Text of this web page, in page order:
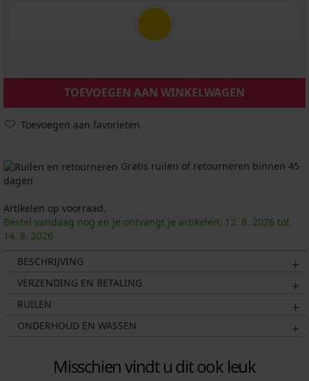
TOEVOEGEN AAN WINKELWAGEN
Toevoegen aan favorieten
Gratis ruilen of retourneren binnen 45
dagen
Artikelen op voorraad.
Bestel vandaag nog en je ontvangt je artikelen: 12. 8. 2026 tot
14. 8. 2026
BESCHRIJVING
VERZENDING EN BETALING
RUILEN
ONDERHOUD EN WASSEN
Misschien vindt u dit ook leuk